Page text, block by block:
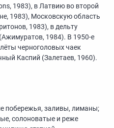
1983), в Латвию во второй
1983), Московскую область
1983), в дельту
1984). В 1950-е
черноголовых чаек
Каспий (Залетаев, 1960).
побережья, заливы, лиманы;
солоноватые и реже